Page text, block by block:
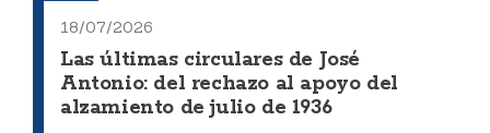
18/07/2026
Las últimas circulares de José
Antonio: del rechazo al apoyo del
alzamiento de julio de 1936